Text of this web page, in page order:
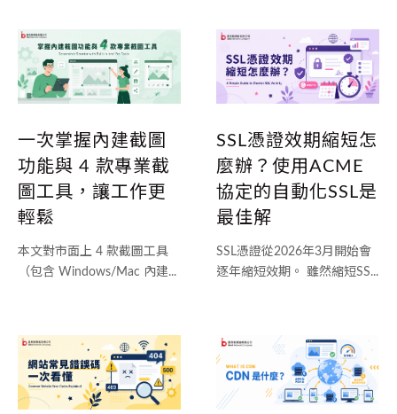
一次掌握內建截圖
功能與 4 款專業截
圖工具，讓工作更
輕鬆
本文對市面上 4 款截圖工具
（包含 Windows/Mac 內建...
SSL憑證效期縮短怎
麼辦？使用ACME
協定的自動化SSL是
最佳解
SSL憑證從2026年3月開始會
逐年縮短效期。 雖然縮短SS...